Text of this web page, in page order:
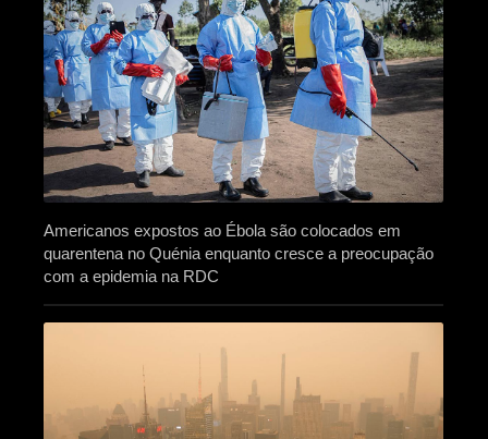
Americanos expostos ao Ébola são colocados em
quarentena no Quénia enquanto cresce a preocupação
com a epidemia na RDC